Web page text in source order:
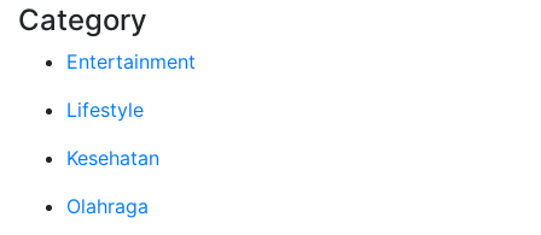
Category
Entertainment
Lifestyle
Kesehatan
Olahraga